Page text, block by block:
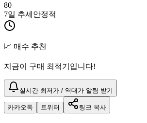
80
7일 추세 안정적
📈 매수 추천
지금이 구매 최적기입니다!
실시간 최저가 / 역대가 알림 받기
카카오톡 트위터 링크 복사